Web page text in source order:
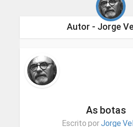
Autor - Jorge
As botas
Escrito porJorge